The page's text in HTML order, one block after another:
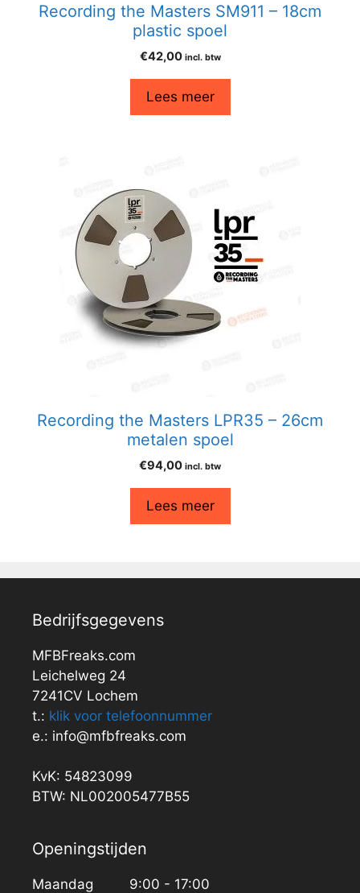
Recording the Masters SM911 – 18cm
plastic spoel
€42,00 incl. btw
Lees meer
Recording the Masters LPR35 – 26cm
metalen spoel
€94,00 incl. btw
Lees meer
Bedrijfsgegevens
MFBFreaks.com
Leichelweg 24
7241CV Lochem
t.: klik voor telefoonnummer
e.: info@mfbfreaks.com
KvK: 54823099
BTW: NL002005477B55
Openingstijden
Maandag
9:00 - 17:00